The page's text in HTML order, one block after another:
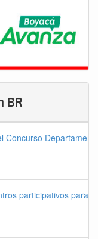
BR
Concurso
participativos para